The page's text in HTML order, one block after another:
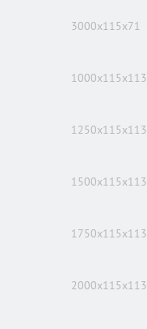
3000x115x71
1000x115x113
1250x115x113
1500x115x113
1750x115x113
2000x115x113